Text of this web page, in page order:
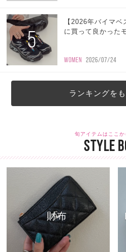
5
【2026年バイマ
に買って良かった
WOMEN 2026/07/24
ランキングを
旬アイテムはここか
STYLE
財布